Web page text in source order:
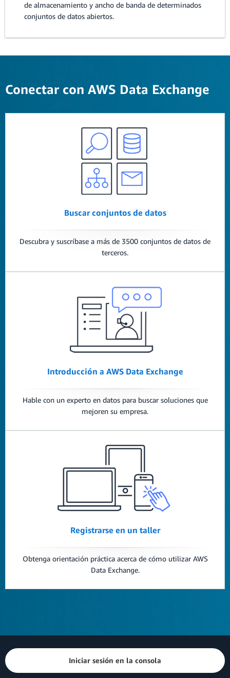
de almacenamiento y ancho de banda de determinados
conjuntos de datos abiertos.
Conectar con AWS Data Exchange
Buscar conjuntos de datos
Descubra y suscríbase a más de 3500 conjuntos de datos de
terceros.
Introducción a AWS Data Exchange
Hable con un experto en datos para buscar soluciones que
mejoren su empresa.
Registrarse en un taller
Obtenga orientación práctica acerca de cómo utilizar AWS
Data Exchange.
Iniciar sesión en la consola